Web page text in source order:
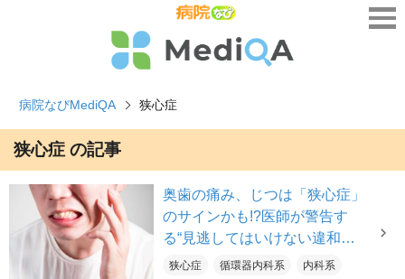
病院なびMediQA 狭心症
狭心症 の記事
奥歯の痛み、じつは「狭心症」
のサインかも!?医師が警告す
る“見逃してはいけない違和
感”と発症リスクを高める生活
狭心症 循環器内科系 内科系